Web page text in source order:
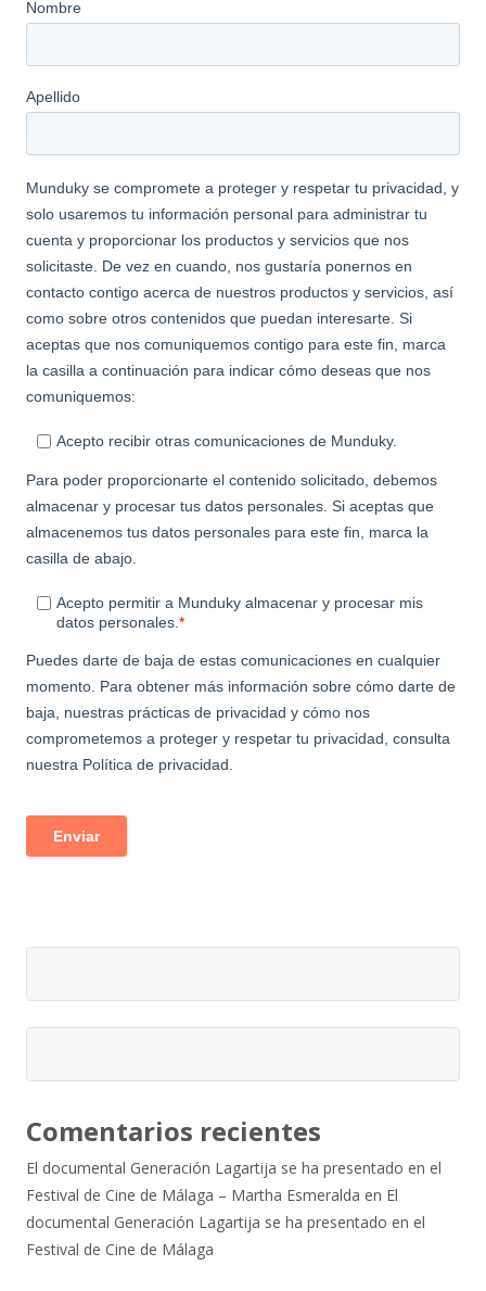
Comentarios recientes
El documental Generación Lagartija se ha presentado en el
Festival de Cine de Málaga – Martha Esmeralda en El
documental Generación Lagartija se ha presentado en el
Festival de Cine de Málaga